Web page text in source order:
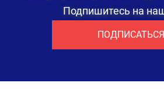
Подпишитесь на
ПОДПИСАТЬСЯ